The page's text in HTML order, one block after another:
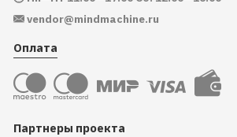
vendor@mindmachine.ru
Оплата
Партнеры проекта